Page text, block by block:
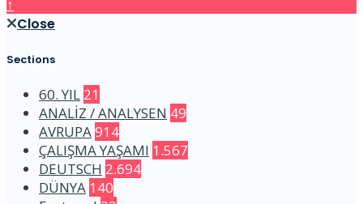
↑
Close
Sections
60. YIL 21
ANALİZ / ANALYSEN 49
AVRUPA914
ÇALIŞMA YAŞAMI 1.567
DEUTSCH 2.694
DÜNYA 140